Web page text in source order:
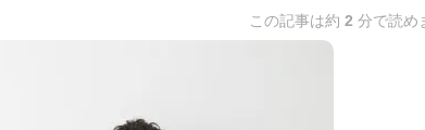
この記事は約 2 分で読め